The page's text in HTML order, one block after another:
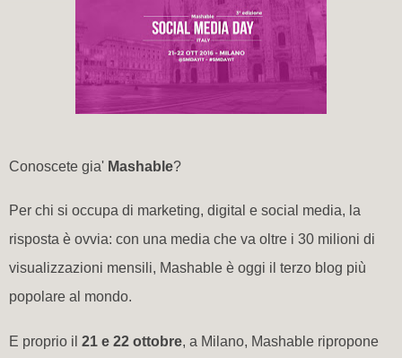
Conoscete gia' Mashable?
Per chi si occupa di marketing, digital e social media, la
risposta è ovvia: con una media che va oltre i 30 milioni di
visualizzazioni mensili, Mashable è oggi il terzo blog più
popolare al mondo.
E proprio il 21 e 22 ottobre, a Milano, Mashable ripropone